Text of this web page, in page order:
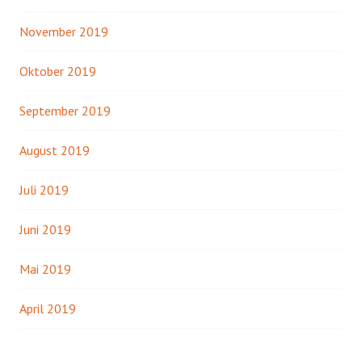
November 2019
Oktober 2019
September 2019
August 2019
Juli 2019
Juni 2019
Mai 2019
April 2019